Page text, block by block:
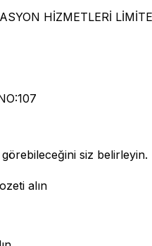
HİZMETLERİ
siz belirleyin.
alın